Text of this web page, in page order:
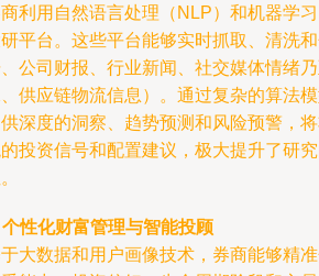
利用自然语言处理（NLP）和机器学
平台。这些平台能够实时抓取、清洗
公司财报、行业新闻、社交媒体情绪
供应链物流信息）。通过复杂的算法
深度的洞察、趋势预测和风险预警，
投资信号和配置建议，极大提升了研
性化财富管理与智能投顾
大数据和用户画像技术，券商能够精